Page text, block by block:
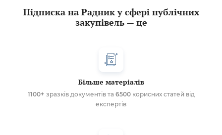
Підписка на Радник у сфері публічних
закупівель — це
Більше матеріалів
1100+ зразків документів та 6500корисних статей від
експертів